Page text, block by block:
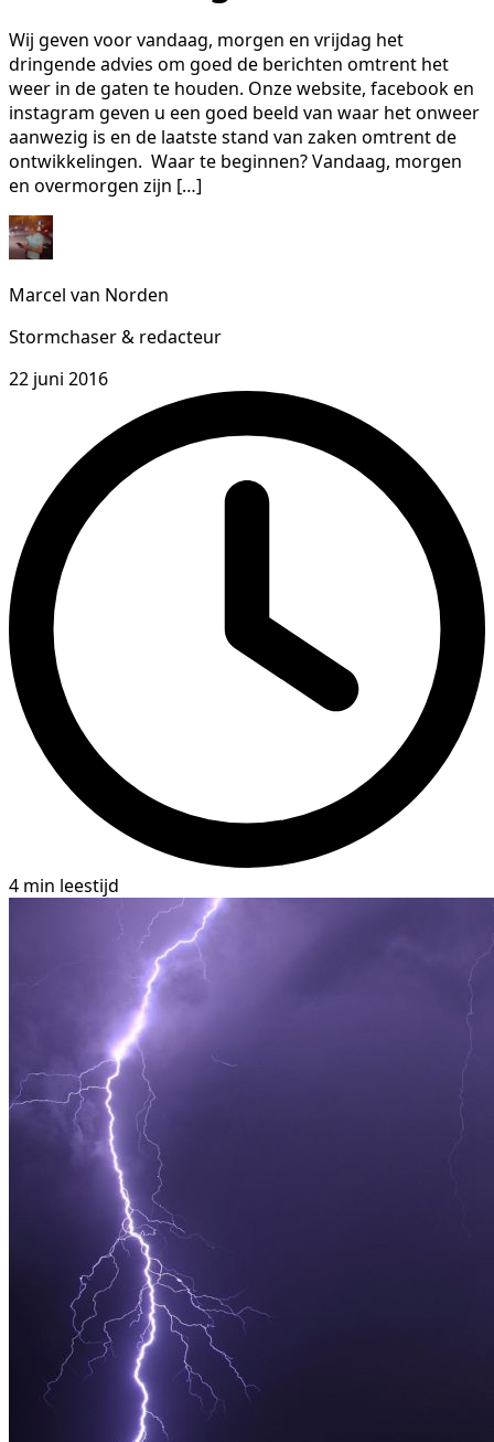
Wij geven voor vandaag, morgen en vrijdag het
dringende advies om goed de berichten omtrent het
weer in de gaten te houden. Onze website, facebook en
instagram geven u een goed beeld van waar het onweer
aanwezig is en de laatste stand van zaken omtrent de
ontwikkelingen. Waar te beginnen? Vandaag, morgen
en overmorgen zijn […]
Marcel van Norden
Stormchaser & redacteur
22 juni 2016
4 min leestijd